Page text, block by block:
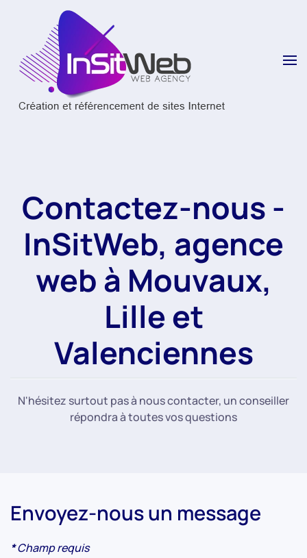
Skip to main content
Contactez-nous -
InSitWeb, agence
web à Mouvaux,
Lille et
Valenciennes
N'hésitez surtout pas à nous contacter, un conseiller
répondra à toutes vos questions
Envoyez-nous un message
*Champ requis